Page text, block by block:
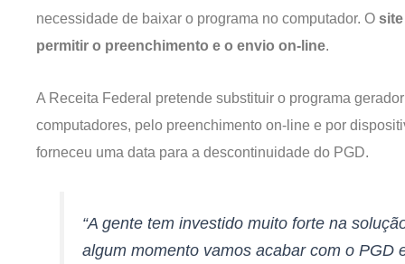
necessidade de baixar o programa no computador. O
permitir o preenchimento e o envio on-line.
A Receita Federal pretende substituir o programa
computadores, pelo preenchimento on-line e por
forneceu uma data para a descontinuidade do PGD.
“A gente tem investido muito forte na
algum momento vamos acabar com o PGD